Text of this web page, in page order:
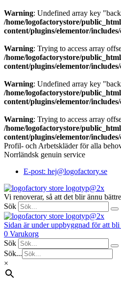
Warning: Undefined array key
/home/logofactorystore/
content/plugins/elementor/
Warning: Trying to access array
/home/logofactorystore/
content/plugins/elementor/
Warning: Undefined array key
/home/logofactorystore/
content/plugins/elementor/
Warning: Trying to access array
/home/logofactorystore/
content/plugins/elementor/
Profil- och Arbetskläder för alla
Norrländsk genuin service
E-post: hej@logofactory.se
Vi renoverar, så att det blir ännu
Sök
Sidan är under uppbyggnad för att bli
0 Varukorg
Sök
Sök...
×